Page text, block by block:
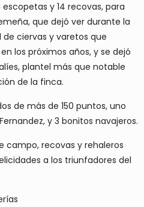
y 14 recovas, para
que dejó ver durante la
ciervas y varetos que
los próximos años, y se dejó
plantel más que notable
de la finca.
de más de 150 puntos, uno
y 3 bonitos navajeros.
campo, recovas y rehaleros
a los triunfadores del